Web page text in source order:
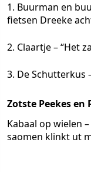
1. Buurman en
fietsen Dreeke
2. Claartje – “Het
3. De Schutterkus
Zotste Peekes en
Kabaal op wielen
saomen klinkt ut